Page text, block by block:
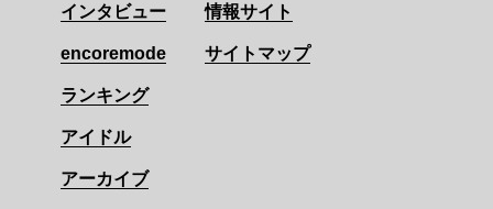
インタビュー
encoremode
ランキング
アイドル
アーカイブ
情報サイト
サイトマップ